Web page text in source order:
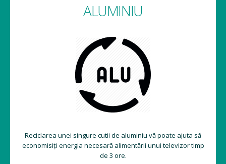
ALUMINIU
Reciclarea unei singure cutii de aluminiu vă poate ajuta să
economisiți energia necesară alimentării unui televizor timp
de 3 ore.